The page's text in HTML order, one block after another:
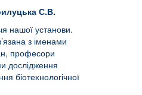
С.В.
нашої установи.
з іменами
професори
дослідження
біотехнологічної